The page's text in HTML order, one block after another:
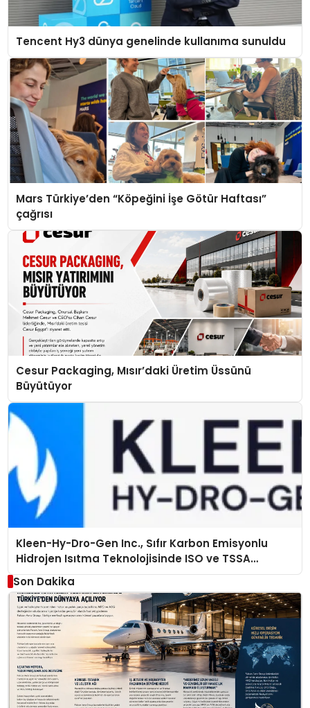
Tencent Hy3 dünya genelinde kullanıma sunuldu
Mars Türkiye’den “Köpeğini İşe Götür Haftası”
çağrısı
Cesur Packaging, Mısır’daki Üretim Üssünü
Büyütüyor
Kleen-Hy-Dro-Gen Inc., Sıfır Karbon Emisyonlu
Hidrojen Isıtma Teknolojisinde ISO ve TSSA
Düzenleyici Onaylarını Aldı
Son Dakika